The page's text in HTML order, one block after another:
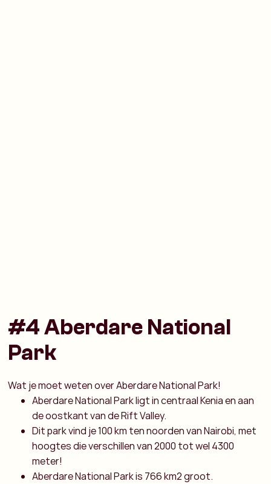
#4 Aberdare National
Park
Wat je moet weten over Aberdare National Park!
Aberdare National Park ligt in centraal Kenia en aan
de oostkant van de Rift Valley.
Dit park vind je 100 km ten noorden van Nairobi, met
hoogtes die verschillen van 2000 tot wel 4300
meter!
Aberdare National Park is 766 km2 groot.